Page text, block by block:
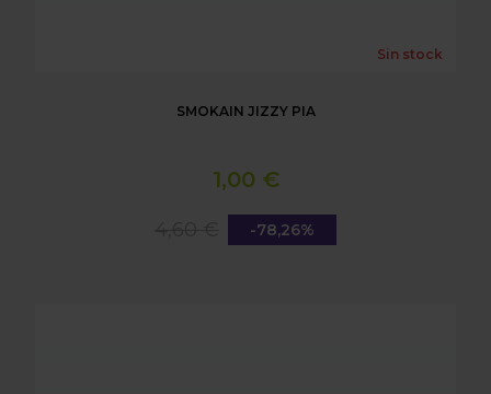
Sin stock
SMOKAIN JIZZY PIA
1,00 €
-78,26%